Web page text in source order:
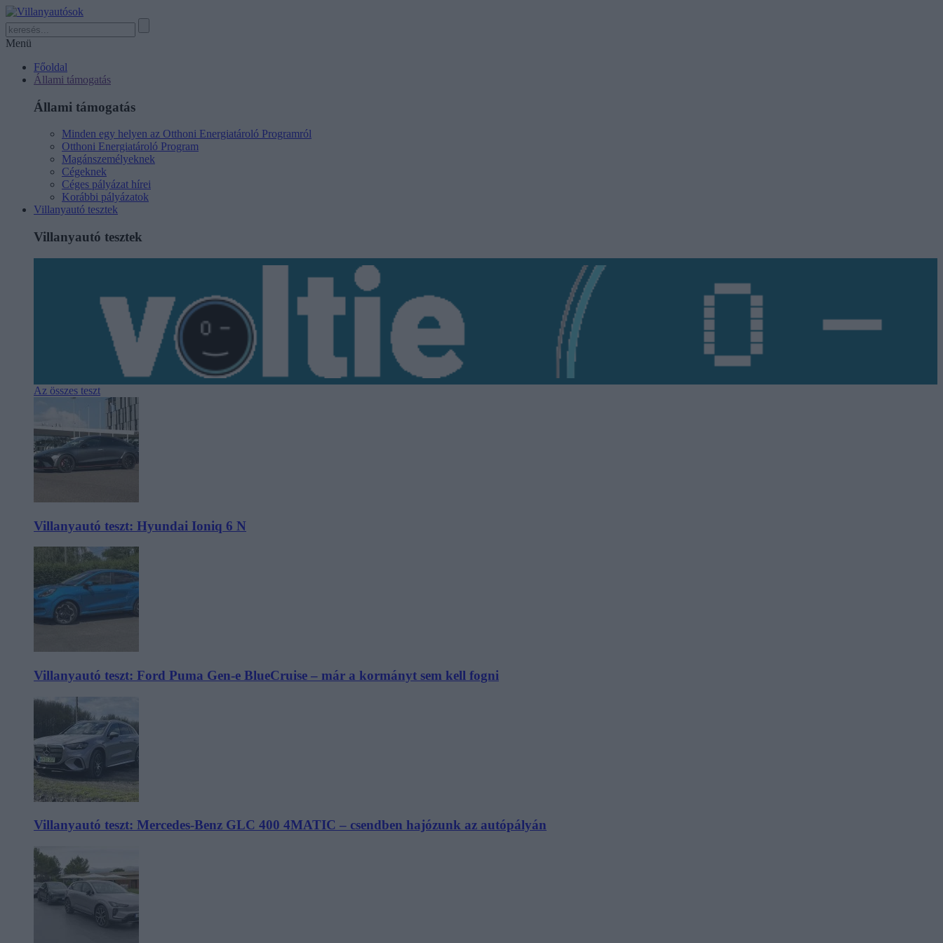
Menü
Főoldal
Állami támogatás
Állami támogatás
Minden egy helyen az Otthoni Energiatároló Programról
Otthoni Energiatároló Program
Magánszemélyeknek
Cégeknek
Céges pályázat hírei
Korábbi pályázatok
Villanyautó tesztek
Villanyautó tesztek
Az összes teszt
Villanyautó teszt: Hyundai Ioniq 6 N
Villanyautó teszt: Ford Puma Gen-e BlueCruise – már a kormányt sem kell fogni
Villanyautó teszt: Mercedes-Benz GLC 400 4MATIC – csendben hajózunk az autópályán